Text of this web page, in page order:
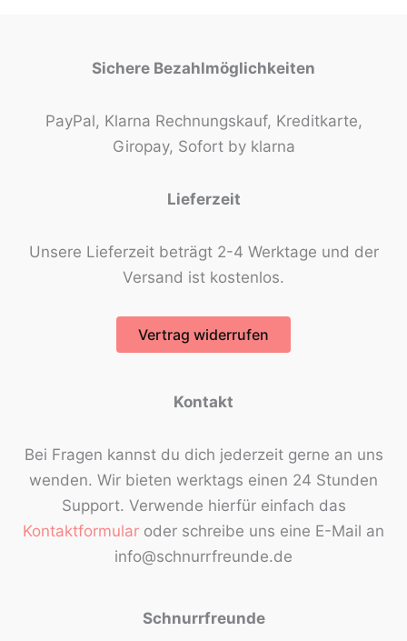
Sichere Bezahlmöglichkeiten
PayPal, Klarna Rechnungskauf, Kreditkarte,
Giropay, Sofort by klarna
Lieferzeit
Unsere Lieferzeit beträgt 2-4 Werktage und der
Versand ist kostenlos.
Vertrag widerrufen
Kontakt
Bei Fragen kannst du dich jederzeit gerne an uns
wenden. Wir bieten werktags einen 24 Stunden
Support. Verwende hierfür einfach das
Kontaktformular oder schreibe uns eine E-Mail an
info@schnurrfreunde.de
Schnurrfreunde